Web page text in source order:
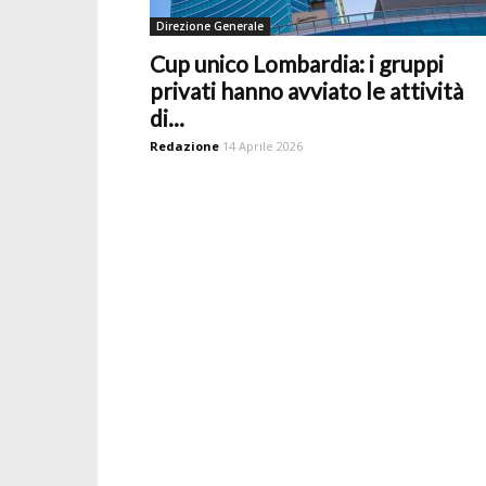
Direzione Generale
Cup unico Lombardia: i gruppi
privati hanno avviato le attività
di...
Redazione 14 Aprile 2026